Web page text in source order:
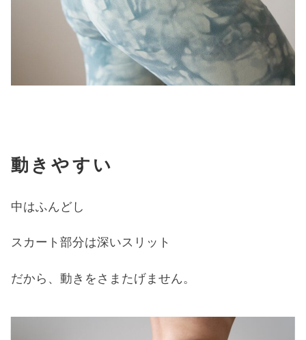
動きやすい
中はふんどし
スカート部分は深いスリット
だから、動きをさまたげません。